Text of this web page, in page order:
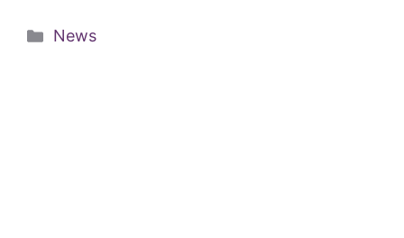
Categorie
News